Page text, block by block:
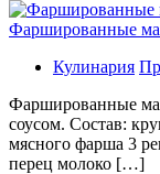
Фаршированные
Кулинария
Фаршированные
соусом. Состав:
мясного фарша 3
перец молоко […]